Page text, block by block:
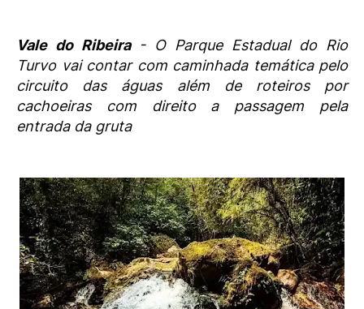
Vale do Ribeira - O Parque Estadual do Rio
Turvo vai contar com caminhada temática pelo
circuito das águas além de roteiros por
cachoeiras com direito a passagem pela
entrada da gruta